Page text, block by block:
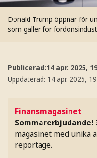
Donald Trump öppnar för
som gäller för
Publicerad:14 apr. 2025,
Uppdaterad: 14 apr. 2025,
Finansmagasinet
Sommarerbjudande!
magasinet med unika
reportage.